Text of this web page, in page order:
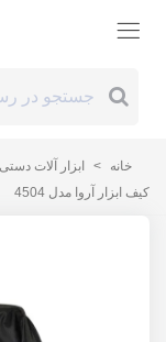
خانه > ابزار آلات
کیف ابزار آروا مدل 4504